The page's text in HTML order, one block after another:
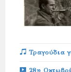
Τραγούδια